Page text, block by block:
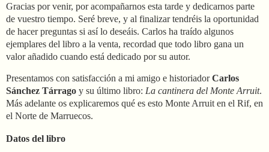
Gracias por venir, por acompañarnos esta tarde y dedicarnos parte
de vuestro tiempo. Seré breve, y al finalizar tendréis la oportunidad
de hacer preguntas si así lo deseáis. Carlos ha traído algunos
ejemplares del libro a la venta, recordad que todo libro gana un
valor añadido cuando está dedicado por su autor.
Presentamos con satisfacción a mi amigo e historiadorCarlos
Sánchez Tárrago y su último libro: La cantinera del Monte Arruit.
Más adelante os explicaremos qué es esto Monte Arruit en el Rif, en
el Norte de Marruecos.
Datos del libro